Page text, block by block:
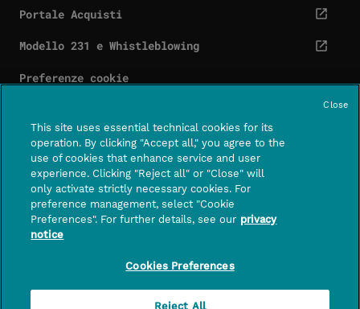
Portale Acquisti
(link esterno, si apre in una nuova scheda)
Modello 231 e Whistleblowing
(link esterno, si apre in una nuova scheda)
Preferenze cookie
Contatti Centro assistenza
SEGUICI SU:
PagoPA S.p.A. – società per azioni con socio unico
– capitale sociale di euro 1,000,000 interamente
CAP 00187 – n. di iscrizione a Registro Imprese di
This site uses essential technical cookies for its
operation. By clicking "Accept all," you agree to the
use of cookies that enhance service and user
experience. Clicking "Reject all" or "Close" will
only activate strictly necessary cookies. For
preference management, select "Cookie
Preferences". For further details, see our privacy
notice
Cookies Preferences
Reject All
Close